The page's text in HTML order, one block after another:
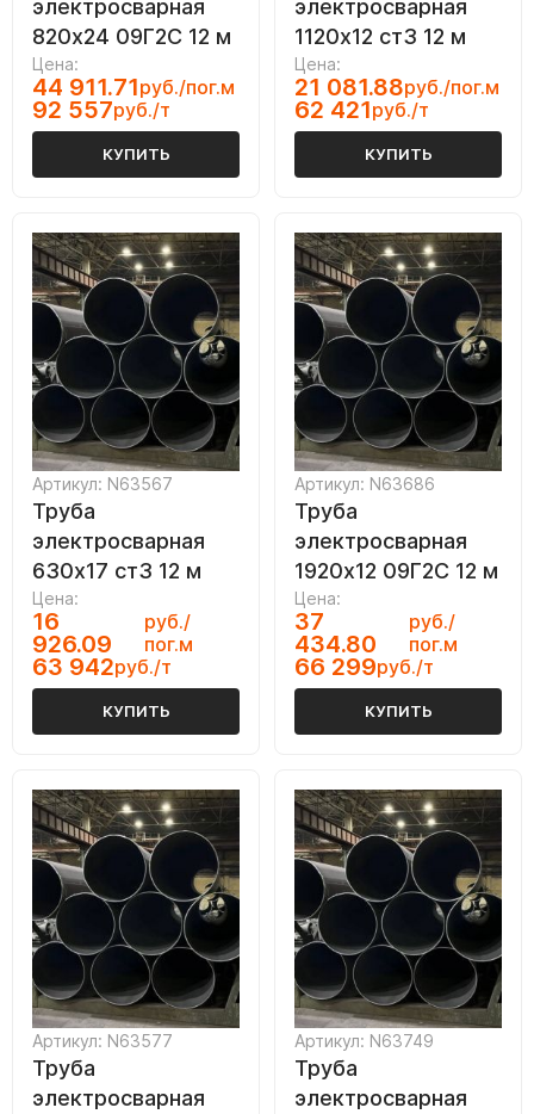
электросварная
820х24 09Г2С 12 м
Цена:
44 911.71руб./пог.м
92 557руб./т
КУПИТЬ
электросварная
1120х12 ст3 12 м
Цена:
21 081.88руб./пог.м
62 421руб./т
КУПИТЬ
Артикул: N63567
Труба
электросварная
630х17 ст3 12 м
Цена:
16
926.09
руб./
пог.м
63 942руб./т
КУПИТЬ
Артикул: N63686
Труба
электросварная
1920х12 09Г2С 12 м
Цена:
37
434.80
руб./
пог.м
66 299руб./т
КУПИТЬ
Артикул: N63577
Труба
электросварная
Артикул: N63749
Труба
электросварная